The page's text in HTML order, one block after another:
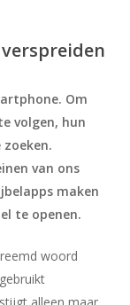
Om
volgen, hun
van ons
maken
te openen.
woord